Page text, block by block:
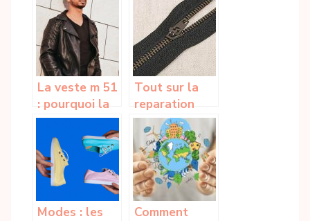
pratique pour
le sens de
partage et
pour
renouveler sa
garde-robe
bracelets
pour hommes
La veste m 51
: pourquoi la
choisir et
quelles sont
ses
differentes
matieres de
fabrication ?
Tout sur la
reparation
d’une
fermeture
eclair
Modes : les
Comment